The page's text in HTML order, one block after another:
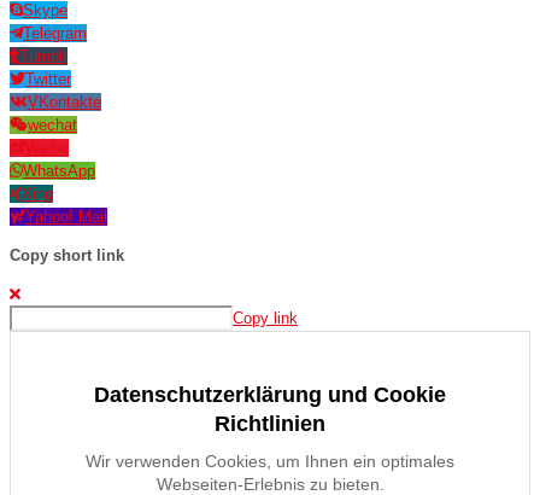
Skype
Telegram
Tumblr
Twitter
VKontakte
wechat
Weibo
WhatsApp
Xing
Yahoo! Mail
Copy short link
Copy link
Datenschutzerklärung und Cookie
Richtlinien
Wir verwenden Cookies, um Ihnen ein optimales
Webseiten-Erlebnis zu bieten.